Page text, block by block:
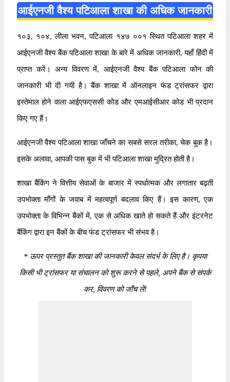
आईएनजी वैश्य पटिआला शाखा की अधिक जानकारी
१०३, १०४, लीला भवन, पटिआला १४७ ००१ स्थित पटिआला शहर में
आईएनजी वैश्य बैंक पटिआला शाखा के बारे में अधिक जानकारी, यहाँ हिंदी में
प्राप्त करें। अन्य विवरण में, आईएनजी वैश्य बैंक पटिआला फोन की
जानकारी भी दी गयी है। बैंक शाखा में ऑनलाइन फंड ट्रांसफर द्वारा
इस्तेमाल होने वाला आईएफएससी कोड और एमआईसीआर कोड भी प्रदान
किए गए हैं।
आईएनजी वैश्य पटिआला शाखा जाँचने का सबसे सरल तरीका, चेक बुक है।
इसके अलावा, आपकी पास बुक में भी पटिआला शाखा मुद्रित होती है।
शाखा बैंकिंग ने वित्तीय सेवाओं के बाजार में स्पर्धात्मक और लगातार बढ़ती
उपभोक्ता माँगों के जवाब में महत्वपूर्ण बदलाव किए हैं। इस कारण, एक
उपभोक्ता के विभिन्न बैंकों में, एक से अधिक खाते हो सकते हैं और इंटरनेट
बैंकिंग द्वारा इन बैंकों के बीच फंड ट्रांसफर भी संभव है।
*ऊपर प्रस्तुत बैंक शाखा की जानकारी केवल संदर्भ के लिए है। कृपया
किसी भी ट्रांसफर या संचालन को शुरू करने से पहले, अपने बैंक से संपर्क
कर, विवरण को जाँच लें!